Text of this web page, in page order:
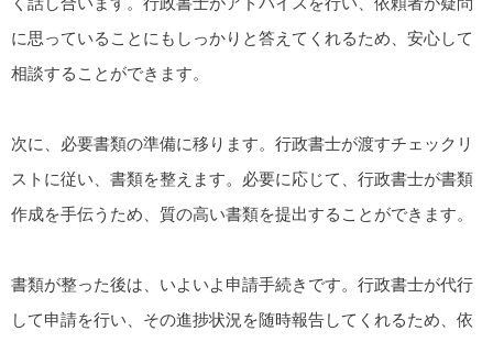
に思っていることにもしっかりと答えてくれるため、安心して
相談することができます。
次に、必要書類の準備に移ります。行政書士が渡すチェックリ
ストに従い、書類を整えます。必要に応じて、行政書士が書類
作成を手伝うため、質の高い書類を提出することができます。
書類が整った後は、いよいよ申請手続きです。行政書士が代行
して申請を行い、その進捗状況を随時報告してくれるため、依